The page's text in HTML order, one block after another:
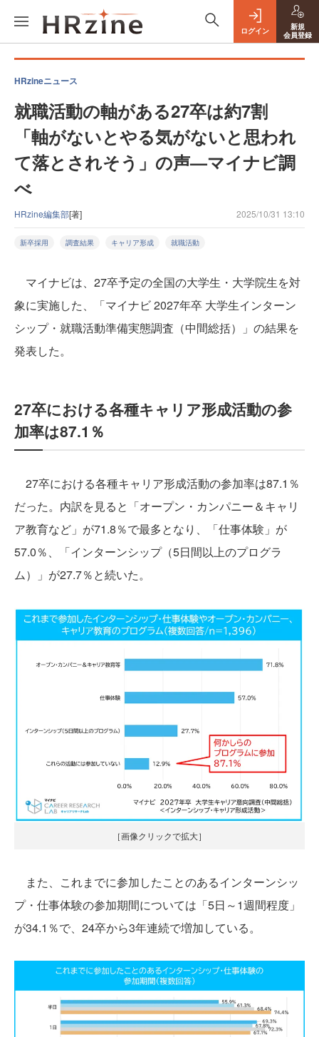
ログイン
新規
会員登録
HRzineニュース
就職活動の軸がある27卒は約7割
「軸がないとやる気がないと思われ
て落とされそう」の声—マイナビ調
べ
HRzine編集部[著] 2025/10/31 13:10
新卒採用 調査結果 キャリア形成 就職活動
マイナビは、27卒予定の全国の大学生・大学院生を対
象に実施した、「マイナビ 2027年卒 大学生インターン
シップ・就職活動準備実態調査（中間総括）」の結果を
発表した。
27卒における各種キャリア形成活動の参
加率は87.1％
27卒における各種キャリア形成活動の参加率は87.1％
だった。内訳を見ると「オープン・カンパニー＆キャリ
ア教育など」が71.8％で最多となり、「仕事体験」が
57.0％、「インターンシップ（5日間以上のプログラ
ム）」が27.7％と続いた。
［画像クリックで拡大］
また、これまでに参加したことのあるインターンシッ
プ・仕事体験の参加期間については「5日～1週間程度」
が34.1％で、24卒から3年連続で増加している。